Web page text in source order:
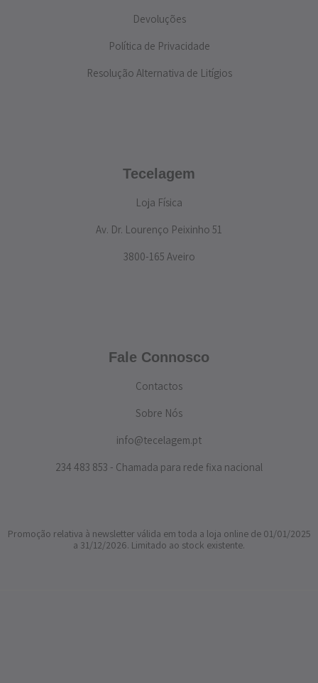
Devoluções
Política de Privacidade
Resolução Alternativa de Litígios
Tecelagem
Loja Física
Av. Dr. Lourenço Peixinho 51
3800-165 Aveiro
Fale Connosco
Contactos
Sobre Nós
info@tecelagem.pt
234 483 853 - Chamada para rede fixa nacional
Promoção relativa à newsletter válida em toda a loja online de 01/01/2025
a 31/12/2026. Limitado ao stock existente.